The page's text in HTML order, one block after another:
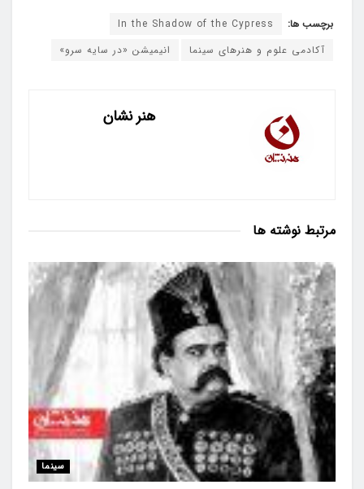
برچسب ها:
In the Shadow of the Cypress
آکادمی علوم و هنرهای سینما
انیمیشن «در سایه سرو»
هنر نشان
مرتبط نوشته ها
سینما